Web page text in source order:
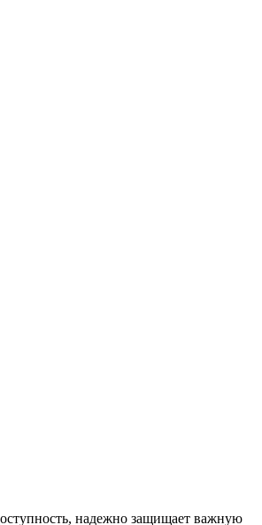
надежно защищает важную